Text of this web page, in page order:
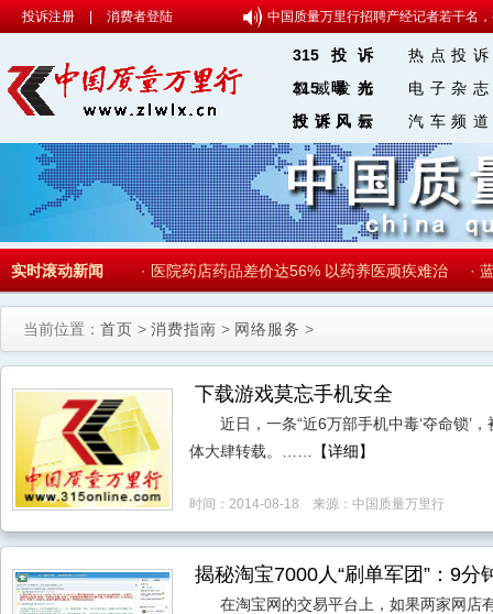
投诉注册 消费者登陆 中国质量万里行招聘产经记者若干名
315投诉
热点投诉
权威发布
315曝光
电子杂志
政策风标
投诉风云
汽车频道
315 微博
实时滚动新闻
燕窝刷胶扮靓 ·医院药店药品差价达56% 以药养医顽疾难治 ·蓝
当前位置： 首页 > 消费指南 > 网络服务 >
下载游戏莫忘手机安全
近日，一条“近6万部手机中毒‘夺命锁’
体大肆转载。……
【详细】
时间：2014-08-18 来源：中国质量万里行
揭秘淘宝7000人“刷单军团”：9分
在淘宝网的交易平台上，如果两家网店